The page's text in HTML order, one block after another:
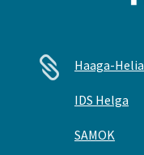
 Haaga-Helia
IDS Helga
SAMOK